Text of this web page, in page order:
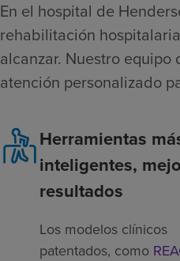
En el hospital de
rehabilitación
alcanzar. Nuestro
atención personalizado
Herramientas
inteligentes,
resultados
Los modelos clínicos
patentados, como